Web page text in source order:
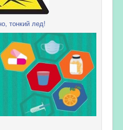
тонкий лед!